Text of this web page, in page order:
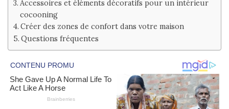
Accessoires et éléments décoratifs pour un intérieur
cocooning
Créer des zones de confort dans votre maison
Questions fréquentes